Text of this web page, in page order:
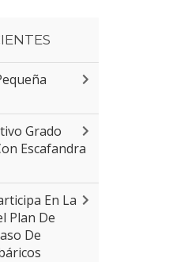
Grado
Escafandra
En La
Plan De
De